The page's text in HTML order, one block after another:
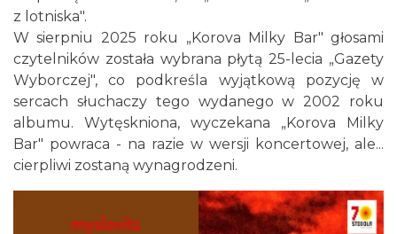
Poland Bachaturo Festiwal
Katowice
2026-08-14
0.15 km
z lotniska".
W sierpniu 2025 roku „Korova Milky Bar" głosami
czytelników została wybrana płytą 25-lecia „Gazety
Wyborczej", co podkreśla wyjątkową pozycję w
sercach słuchaczy tego wydanego w 2002 roku
albumu. Wytęskniona, wyczekana „Korova Milky
Bar" powraca - na razie w wersji koncertowej, ale...
cierpliwi zostaną wynagrodzeni.